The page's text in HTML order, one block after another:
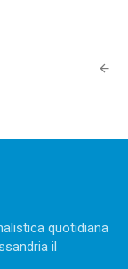
quotidiana
il